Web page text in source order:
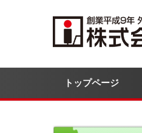
トップページ